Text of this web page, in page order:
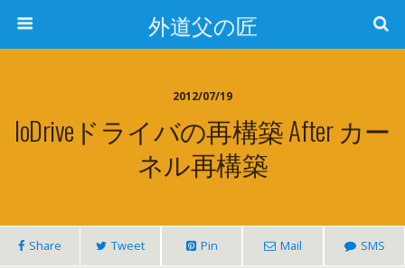
外道父の匠
2012/07/19
IoDriveドライバの再構築 After カー
ネル再構築
Share Tweet Pin Mail SMS